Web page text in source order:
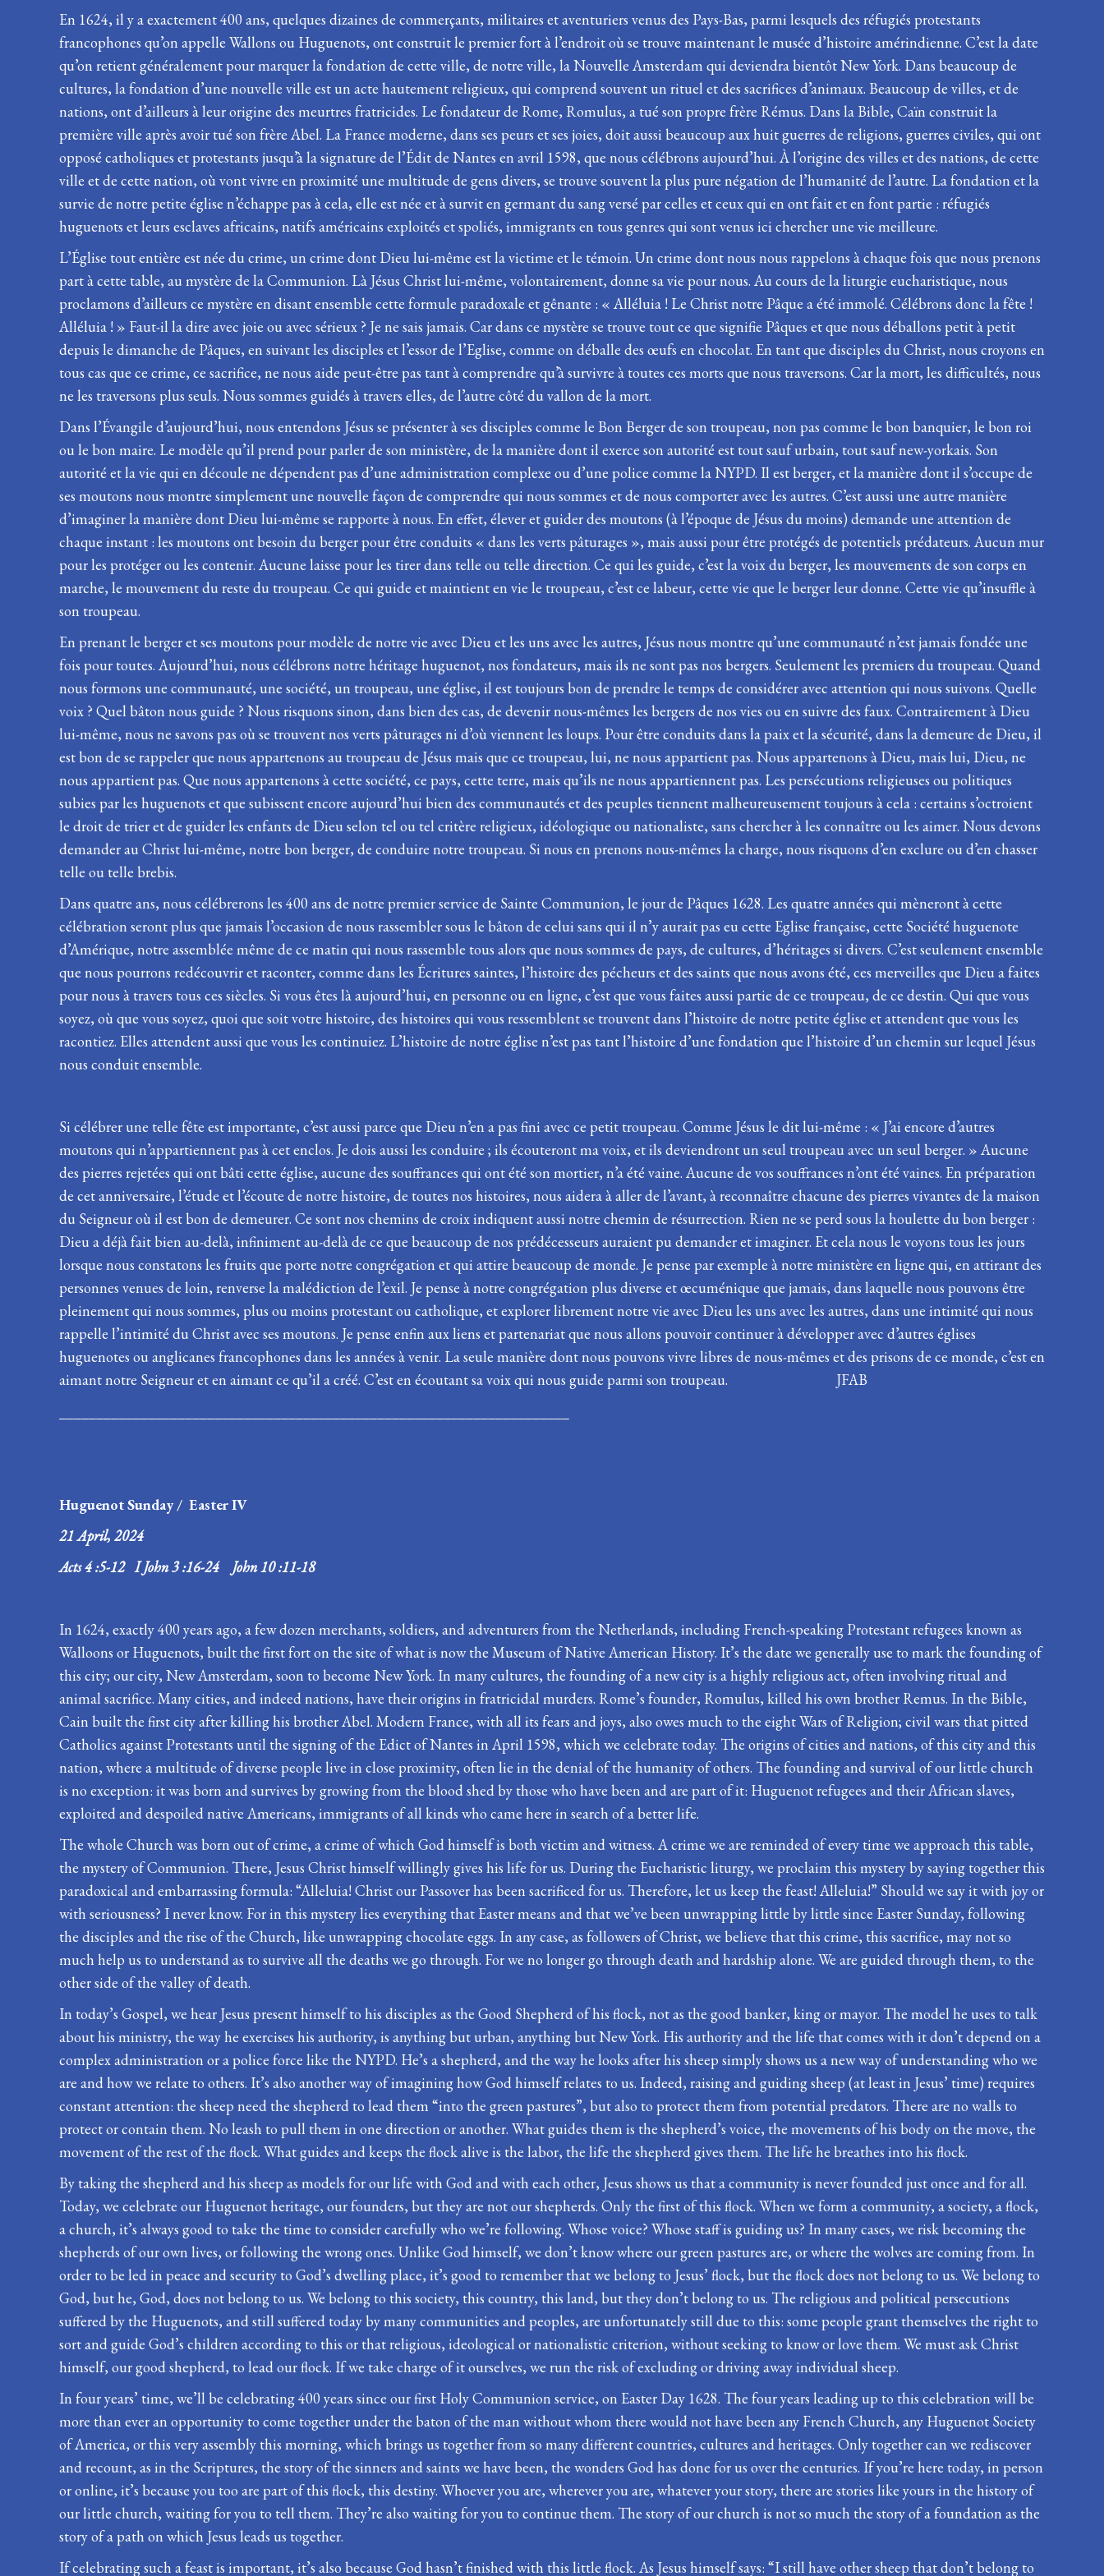
En 1624, il y a exactement 400 ans, quelques dizaines de commerçants, militaires et aventuriers venus des Pays-Bas, parmi lesquels des réfugiés protestants
francophones qu’on appelle Wallons ou Huguenots, ont construit le premier fort à l’endroit où se trouve maintenant le musée d’histoire amérindienne. C’est la date
qu’on retient généralement pour marquer la fondation de cette ville, de notre ville, la Nouvelle Amsterdam qui deviendra bientôt New York. Dans beaucoup de
cultures, la fondation d’une nouvelle ville est un acte hautement religieux, qui comprend souvent un rituel et des sacrifices d’animaux. Beaucoup de villes, et de
nations, ont d’ailleurs à leur origine des meurtres fratricides. Le fondateur de Rome, Romulus, a tué son propre frère Rémus. Dans la Bible, Caïn construit la
première ville après avoir tué son frère Abel. La France moderne, dans ses peurs et ses joies, doit aussi beaucoup aux huit guerres de religions, guerres civiles, qui ont
opposé catholiques et protestants jusqu’à la signature de l’Édit de Nantes en avril 1598, que nous célébrons aujourd’hui. À l’origine des villes et des nations, de cette
ville et de cette nation, où vont vivre en proximité une multitude de gens divers, se trouve souvent la plus pure négation de l’humanité de l’autre. La fondation et la
survie de notre petite église n’échappe pas à cela, elle est née et à survit en germant du sang versé par celles et ceux qui en ont fait et en font partie : réfugiés
huguenots et leurs esclaves africains, natifs américains exploités et spoliés, immigrants en tous genres qui sont venus ici chercher une vie meilleure.
L’Église tout entière est née du crime, un crime dont Dieu lui-même est la victime et le témoin. Un crime dont nous nous rappelons à chaque fois que nous prenons
part à cette table, au mystère de la Communion. Là Jésus Christ lui-même, volontairement, donne sa vie pour nous. Au cours de la liturgie eucharistique, nous
proclamons d’ailleurs ce mystère en disant ensemble cette formule paradoxale et gênante : « Alléluia ! Le Christ notre Pâque a été immolé. Célébrons donc la fête !
Alléluia ! » Faut-il la dire avec joie ou avec sérieux ? Je ne sais jamais. Car dans ce mystère se trouve tout ce que signifie Pâques et que nous déballons petit à petit
depuis le dimanche de Pâques, en suivant les disciples et l’essor de l’Eglise, comme on déballe des œufs en chocolat. En tant que disciples du Christ, nous croyons en
tous cas que ce crime, ce sacrifice, ne nous aide peut-être pas tant à comprendre qu’à survivre à toutes ces morts que nous traversons. Car la mort, les difficultés, nous
ne les traversons plus seuls. Nous sommes guidés à travers elles, de l’autre côté du vallon de la mort.
Dans l’Évangile d’aujourd’hui, nous entendons Jésus se présenter à ses disciples comme le Bon Berger de son troupeau, non pas comme le bon banquier, le bon roi
ou le bon maire. Le modèle qu’il prend pour parler de son ministère, de la manière dont il exerce son autorité est tout sauf urbain, tout sauf new-yorkais. Son
autorité et la vie qui en découle ne dépendent pas d’une administration complexe ou d’une police comme la NYPD. Il est berger, et la manière dont il s’occupe de
ses moutons nous montre simplement une nouvelle façon de comprendre qui nous sommes et de nous comporter avec les autres. C’est aussi une autre manière
d’imaginer la manière dont Dieu lui-même se rapporte à nous. En effet, élever et guider des moutons (à l’époque de Jésus du moins) demande une attention de
chaque instant : les moutons ont besoin du berger pour être conduits « dans les verts pâturages », mais aussi pour être protégés de potentiels prédateurs. Aucun mur
pour les protéger ou les contenir. Aucune laisse pour les tirer dans telle ou telle direction. Ce qui les guide, c’est la voix du berger, les mouvements de son corps en
marche, le mouvement du reste du troupeau. Ce qui guide et maintient en vie le troupeau, c’est ce labeur, cette vie que le berger leur donne. Cette vie qu’insuffle à
son troupeau.
En prenant le berger et ses moutons pour modèle de notre vie avec Dieu et les uns avec les autres, Jésus nous montre qu’une communauté n’est jamais fondée une
fois pour toutes. Aujourd’hui, nous célébrons notre héritage huguenot, nos fondateurs, mais ils ne sont pas nos bergers. Seulement les premiers du troupeau. Quand
nous formons une communauté, une société, un troupeau, une église, il est toujours bon de prendre le temps de considérer avec attention qui nous suivons. Quelle
voix ? Quel bâton nous guide ? Nous risquons sinon, dans bien des cas, de devenir nous-mêmes les bergers de nos vies ou en suivre des faux. Contrairement à Dieu
lui-même, nous ne savons pas où se trouvent nos verts pâturages ni d’où viennent les loups. Pour être conduits dans la paix et la sécurité, dans la demeure de Dieu, il
est bon de se rappeler que nous appartenons au troupeau de Jésus mais que ce troupeau, lui, ne nous appartient pas. Nous appartenons à Dieu, mais lui, Dieu, ne
nous appartient pas. Que nous appartenons à cette société, ce pays, cette terre, mais qu’ils ne nous appartiennent pas. Les persécutions religieuses ou politiques
subies par les huguenots et que subissent encore aujourd’hui bien des communautés et des peuples tiennent malheureusement toujours à cela : certains s’octroient
le droit de trier et de guider les enfants de Dieu selon tel ou tel critère religieux, idéologique ou nationaliste, sans chercher à les connaître ou les aimer. Nous devons
demander au Christ lui-même, notre bon berger, de conduire notre troupeau. Si nous en prenons nous-mêmes la charge, nous risquons d’en exclure ou d’en chasser
telle ou telle brebis.
Dans quatre ans, nous célébrerons les 400 ans de notre premier service de Sainte Communion, le jour de Pâques 1628. Les quatre années qui mèneront à cette
célébration seront plus que jamais l’occasion de nous rassembler sous le bâton de celui sans qui il n’y aurait pas eu cette Eglise française, cette Société huguenote
d’Amérique, notre assemblée même de ce matin qui nous rassemble tous alors que nous sommes de pays, de cultures, d’héritages si divers. C’est seulement ensemble
que nous pourrons redécouvrir et raconter, comme dans les Écritures saintes, l’histoire des pécheurs et des saints que nous avons été, ces merveilles que Dieu a faites
pour nous à travers tous ces siècles. Si vous êtes là aujourd’hui, en personne ou en ligne, c’est que vous faites aussi partie de ce troupeau, de ce destin. Qui que vous
soyez, où que vous soyez, quoi que soit votre histoire, des histoires qui vous ressemblent se trouvent dans l’histoire de notre petite église et attendent que vous les
racontiez. Elles attendent aussi que vous les continuiez. L’histoire de notre église n’est pas tant l’histoire d’une fondation que l’histoire d’un chemin sur lequel Jésus
nous conduit ensemble.
Si célébrer une telle fête est importante, c’est aussi parce que Dieu n’en a pas fini avec ce petit troupeau. Comme Jésus le dit lui-même : « J’ai encore d’autres
moutons qui n’appartiennent pas à cet enclos. Je dois aussi les conduire ; ils écouteront ma voix, et ils deviendront un seul troupeau avec un seul berger. » Aucune
des pierres rejetées qui ont bâti cette église, aucune des souffrances qui ont été son mortier, n’a été vaine. Aucune de vos souffrances n’ont été vaines. En préparation
de cet anniversaire, l’étude et l’écoute de notre histoire, de toutes nos histoires, nous aidera à aller de l’avant, à reconnaître chacune des pierres vivantes de la maison
du Seigneur où il est bon de demeurer. Ce sont nos chemins de croix indiquent aussi notre chemin de résurrection. Rien ne se perd sous la houlette du bon berger :
Dieu a déjà fait bien au-delà, infiniment au-delà de ce que beaucoup de nos prédécesseurs auraient pu demander et imaginer. Et cela nous le voyons tous les jours
lorsque nous constatons les fruits que porte notre congrégation et qui attire beaucoup de monde. Je pense par exemple à notre ministère en ligne qui, en attirant des
personnes venues de loin, renverse la malédiction de l’exil. Je pense à notre congrégation plus diverse et œcuménique que jamais, dans laquelle nous pouvons être
pleinement qui nous sommes, plus ou moins protestant ou catholique, et explorer librement notre vie avec Dieu les uns avec les autres, dans une intimité qui nous
rappelle l’intimité du Christ avec ses moutons. Je pense enfin aux liens et partenariat que nous allons pouvoir continuer à développer avec d’autres églises
huguenotes ou anglicanes francophones dans les années à venir. La seule manière dont nous pouvons vivre libres de nous-mêmes et des prisons de ce monde, c’est en
aimant notre Seigneur et en aimant ce qu’il a créé. C’est en écoutant sa voix qui nous guide parmi son troupeau. JFAB
Huguenot Sunday / Easter IV
21 April, 2024
Acts 4 :5-12 I John 3 :16-24 John 10 :11-18
In 1624, exactly 400 years ago, a few dozen merchants, soldiers, and adventurers from the Netherlands, including French-speaking Protestant refugees known as
Walloons or Huguenots, built the first fort on the site of what is now the Museum of Native American History. It’s the date we generally use to mark the founding of
this city; our city, New Amsterdam, soon to become New York. In many cultures, the founding of a new city is a highly religious act, often involving ritual and
animal sacrifice. Many cities, and indeed nations, have their origins in fratricidal murders. Rome’s founder, Romulus, killed his own brother Remus. In the Bible,
Cain built the first city after killing his brother Abel. Modern France, with all its fears and joys, also owes much to the eight Wars of Religion; civil wars that pitted
Catholics against Protestants until the signing of the Edict of Nantes in April 1598, which we celebrate today. The origins of cities and nations, of this city and this
nation, where a multitude of diverse people live in close proximity, often lie in the denial of the humanity of others. The founding and survival of our little church
is no exception: it was born and survives by growing from the blood shed by those who have been and are part of it: Huguenot refugees and their African slaves,
exploited and despoiled native Americans, immigrants of all kinds who came here in search of a better life.
The whole Church was born out of crime, a crime of which God himself is both victim and witness. A crime we are reminded of every time we approach this table,
the mystery of Communion. There, Jesus Christ himself willingly gives his life for us. During the Eucharistic liturgy, we proclaim this mystery by saying together this
paradoxical and embarrassing formula: “Alleluia! Christ our Passover has been sacrificed for us. Therefore, let us keep the feast! Alleluia!” Should we say it with joy or
with seriousness? I never know. For in this mystery lies everything that Easter means and that we’ve been unwrapping little by little since Easter Sunday, following
the disciples and the rise of the Church, like unwrapping chocolate eggs. In any case, as followers of Christ, we believe that this crime, this sacrifice, may not so
much help us to understand as to survive all the deaths we go through. For we no longer go through death and hardship alone. We are guided through them, to the
other side of the valley of death.
In today’s Gospel, we hear Jesus present himself to his disciples as the Good Shepherd of his flock, not as the good banker, king or mayor. The model he uses to talk
about his ministry, the way he exercises his authority, is anything but urban, anything but New York. His authority and the life that comes with it don’t depend on a
complex administration or a police force like the NYPD. He’s a shepherd, and the way he looks after his sheep simply shows us a new way of understanding who we
are and how we relate to others. It’s also another way of imagining how God himself relates to us. Indeed, raising and guiding sheep (at least in Jesus’ time) requires
constant attention: the sheep need the shepherd to lead them “into the green pastures”, but also to protect them from potential predators. There are no walls to
protect or contain them. No leash to pull them in one direction or another. What guides them is the shepherd’s voice, the movements of his body on the move, the
movement of the rest of the flock. What guides and keeps the flock alive is the labor, the life the shepherd gives them. The life he breathes into his flock.
By taking the shepherd and his sheep as models for our life with God and with each other, Jesus shows us that a community is never founded just once and for all.
Today, we celebrate our Huguenot heritage, our founders, but they are not our shepherds. Only the first of this flock. When we form a community, a society, a flock,
a church, it’s always good to take the time to consider carefully who we’re following. Whose voice? Whose staff is guiding us? In many cases, we risk becoming the
shepherds of our own lives, or following the wrong ones. Unlike God himself, we don’t know where our green pastures are, or where the wolves are coming from. In
order to be led in peace and security to God’s dwelling place, it’s good to remember that we belong to Jesus’ flock, but the flock does not belong to us. We belong to
God, but he, God, does not belong to us. We belong to this society, this country, this land, but they don’t belong to us. The religious and political persecutions
suffered by the Huguenots, and still suffered today by many communities and peoples, are unfortunately still due to this: some people grant themselves the right to
sort and guide God’s children according to this or that religious, ideological or nationalistic criterion, without seeking to know or love them. We must ask Christ
himself, our good shepherd, to lead our flock. If we take charge of it ourselves, we run the risk of excluding or driving away individual sheep.
In four years’ time, we’ll be celebrating 400 years since our first Holy Communion service, on Easter Day 1628. The four years leading up to this celebration will be
more than ever an opportunity to come together under the baton of the man without whom there would not have been any French Church, any Huguenot Society
of America, or this very assembly this morning, which brings us together from so many different countries, cultures and heritages. Only together can we rediscover
and recount, as in the Scriptures, the story of the sinners and saints we have been, the wonders God has done for us over the centuries. If you’re here today, in person
or online, it’s because you too are part of this flock, this destiny. Whoever you are, wherever you are, whatever your story, there are stories like yours in the history of
our little church, waiting for you to tell them. They’re also waiting for you to continue them. The story of our church is not so much the story of a foundation as the
story of a path on which Jesus leads us together.
If celebrating such a feast is important, it’s also because God hasn’t finished with this little flock. As Jesus himself says: “I still have other sheep that don’t belong to